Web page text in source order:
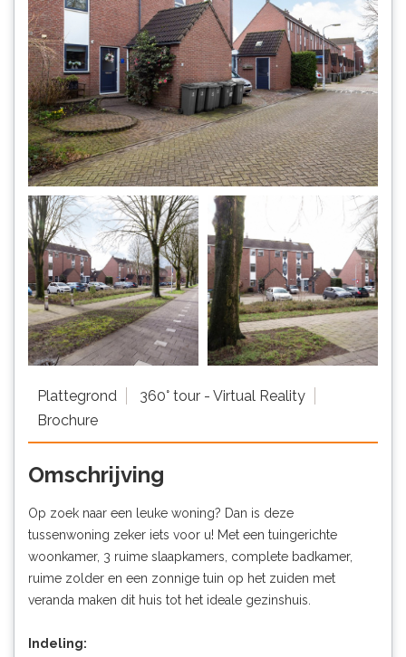
Plattegrond
360° tour - Virtual Reality
Brochure
Omschrijving
Op zoek naar een leuke woning? Dan is deze
tussenwoning zeker iets voor u! Met een tuingerichte
woonkamer, 3 ruime slaapkamers, complete badkamer,
ruime zolder en een zonnige tuin op het zuiden met
veranda maken dit huis tot het ideale gezinshuis.
Indeling: